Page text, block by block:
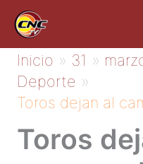
contenido
Inicio 31
Deporte
Toros dejan al
Toros